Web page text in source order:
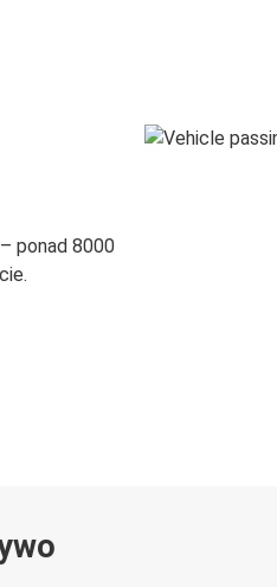
ponad 8000